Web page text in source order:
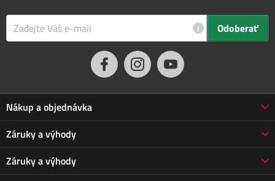
i Odoberať
Nákup a objednávka
Obchodné podmienky
Doprava a platba
Predĺžená záruka
Záruky a výhody
Reklamácia
Vrátenie tovaru
Záruky a výhody